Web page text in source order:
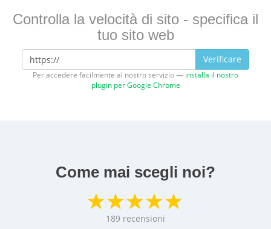
Controlla la velocità di sito - specifica il
tuo sito web
Verificare
Per accedere facilmente al nostro servizio — installa il nostro
plugin per Google Chrome
Come mai scegli noi?
189 recensioni